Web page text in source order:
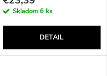
Skladom 6 ks
DETAIL